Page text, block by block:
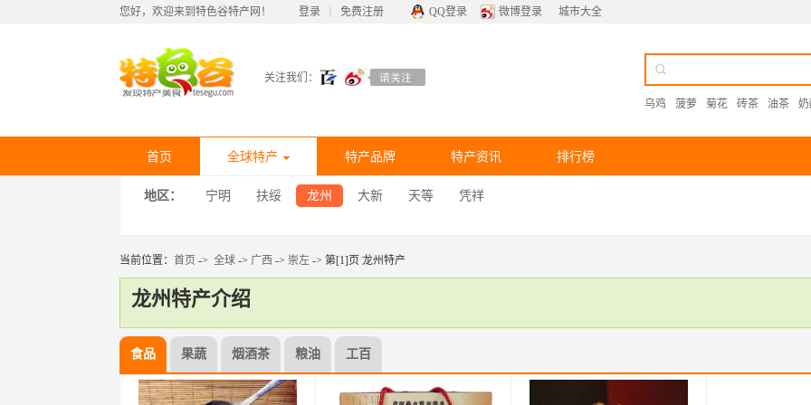
您好，欢迎来到特色谷特产网！ 登录 免费注册 QQ登录 微博登录 城市大全
关注我们：
乌鸡 菠萝 菊花 砖茶 油茶
首页 全球特产 特产品牌 特产资讯 排行榜
地区： 宁明 扶绥 龙州 大新 天等 凭祥
当前位置： 首页 -> 全球 -> 广西 -> 崇左 -> 第[1]页 龙州特产
龙州特产介绍
食品 果蔬 烟酒茶 粮油 工百